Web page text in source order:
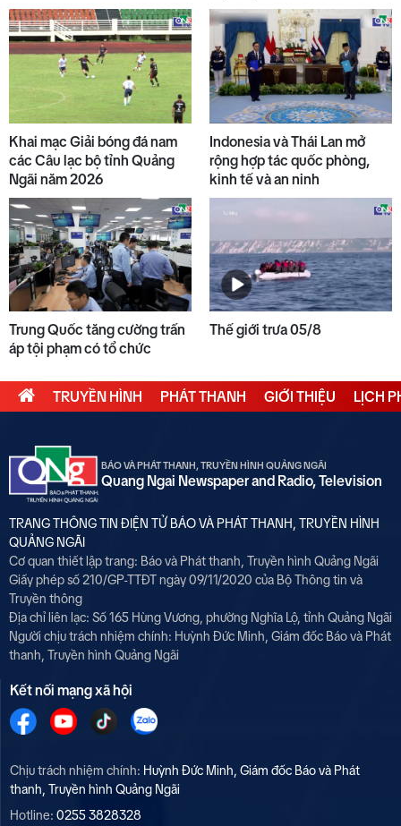
Khai mạc Giải bóng đá nam
các Câu lạc bộ tỉnh Quảng
Ngãi năm 2026
Indonesia và Thái Lan mở
rộng hợp tác quốc phòng,
kinh tế và an ninh
Trung Quốc tăng cường trấn
áp tội phạm có tổ chức
Thế giới trưa 05/8
TRUYỀN HÌNH PHÁT THANH GIỚI THIỆU LỊCH
BÁO VÀ PHÁT THANH, TRUYỀN HÌNH QUẢNG NGÃI
Quang Ngai Newspaper and Radio, Television
TRANG THÔNG TIN ĐIỆN TỬ BÁO VÀ PHÁT THANH, TRUYỀN HÌNH
QUẢNG NGÃI
Cơ quan thiết lập trang: Báo và Phát thanh, Truyền hình Quảng Ngãi
Giấy phép số 210/GP-TTĐT ngày 09/11/2020 của Bộ Thông tin và
Truyền thông
Địa chỉ liên lạc: Số 165 Hùng Vương, phường Nghĩa Lộ, tỉnh Quảng Ngãi
Người chịu trách nhiệm chính: Huỳnh Đức Minh, Giám đốc Báo và Phát
thanh, Truyền hình Quảng Ngãi
Kết nối mạng xã hội
Chịu trách nhiệm chính: Huỳnh Đức Minh, Giám đốc Báo và Phát
thanh, Truyền hình Quảng Ngãi
Hotline: 0255 3828328